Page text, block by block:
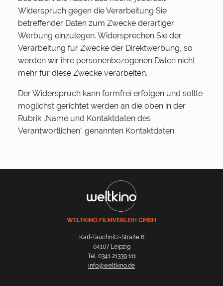
Widerspruch gegen die Verarbeitung Sie
betreffender Daten zum Zwecke derartiger
Werbung einzulegen. Widersprechen Sie der
Verarbeitung für Zwecke der Direktwerbung, so
werden wir ihre personenbezogenen Daten nicht
mehr für diese Zwecke verarbeiten.
Der Widerspruch kann formfrei erfolgen und sollte
möglichst gerichtet werden an die oben in der
Rubrik „Name und Kontaktdaten des
Verantwortlichen“ genannten Kontaktdaten.
WELTKINO FILMVERLEIH GMBH
Karl-Tauchnitz-Straße 6
04107 Leipzig
Tel. 0341 21339 111
info@weltkino.de